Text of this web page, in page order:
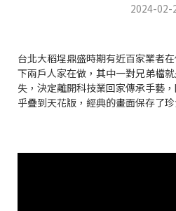
2024-02-
台北大稻埕鼎盛時期有近百家業者
下兩戶人家在做，其中一對兄弟檔
失，決定離開科技業回家傳承手藝
乎疊到天花版，經典的畫面保存了